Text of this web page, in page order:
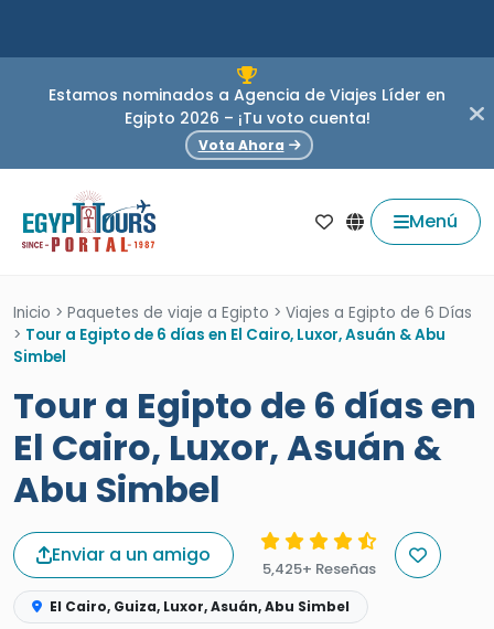
Estamos nominados a Agencia de Viajes Líder en
Egipto 2026 – ¡Tu voto cuenta!
Vota Ahora
Menú
Inicio > Paquetes de viaje a Egipto > Viajes a Egipto de 6 Días
> Tour a Egipto de 6 días en El Cairo, Luxor, Asuán & Abu
Simbel
Tour a Egipto de 6 días en
El Cairo, Luxor, Asuán &
Abu Simbel
Enviar a un amigo
5,425+ Reseñas
El Cairo, Guiza, Luxor, Asuán, Abu Simbel